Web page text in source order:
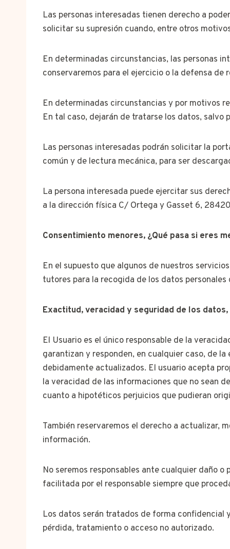
Las personas interesadas tienen derecho a
solicitar su supresión cuando, entre otros
En determinadas circunstancias, las personas
conservaremos para el ejercicio o la defensa de
En determinadas circunstancias y por motivos
En tal caso, dejarán de tratarse los datos,
Las personas interesadas podrán solicitar la
común y de lectura mecánica, para ser
La persona interesada puede ejercitar sus
a la dirección física C/ Ortega y Gasset 6,
Consentimiento menores, ¿Qué pasa si eres
En el supuesto que algunos de nuestros
tutores para la recogida de los datos
Exactitud, veracidad y seguridad de los
El Usuario es el único responsable de la
garantizan y responden, en cualquier caso, de
debidamente actualizados. El usuario acepta
la veracidad de las informaciones que no sean
cuanto a hipotéticos perjuicios que pudieran
También reservaremos el derecho a actualizar,
información.
No seremos responsables ante cualquier daño
facilitada por el responsable siempre que
Los datos serán tratados de forma confidencial
pérdida, tratamiento o acceso no autorizado.